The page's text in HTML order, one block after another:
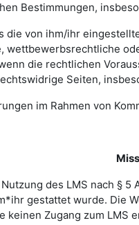
Bestimmungen,
von ihm/ihr
die rechtlichen
Seiten,
im Rahmen von
des LMS nach §
gestattet wurde. Die
Zugang zum LMS